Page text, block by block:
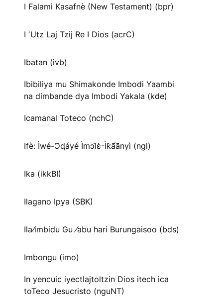
I Falami Kasafnè (New Testament) (bpr)
I ʼUtz Laj Tzij Re I Dios (acrC)
Ibatan (ivb)
Ibibiliya mu Shimakonde Imbodi Yaambi
na dimbande dya Imbodi Yakala (kde)
Icamanal Toteco (nchC)
Ifè: Ìwé-Ɔ̀ɖáyé Ìmↄl̀ɛ̀-Ìk̀ã́ã̀nyì (ngl)
Ika (ikkBI)
Ilagano Ipya (SBK)
Ila⁄imbidu Gu ⁄abu hari Burungaisoo (bds)
Imbongu (imo)
In yencuic iyectlajtoltzin Dios itech ica
toTeco Jesucristo (nguNT)